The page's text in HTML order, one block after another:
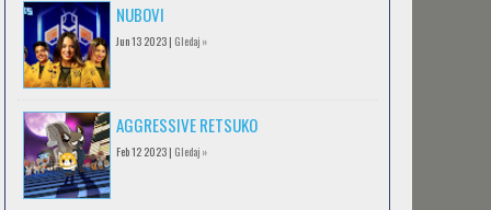
NUBOVI
Jun 13 2023 | Gledaj »
AGGRESSIVE RETSUKO
Feb 12 2023 | Gledaj »